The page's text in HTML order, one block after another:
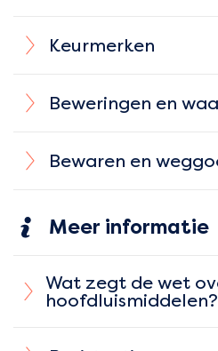
Keurmerken
Beweringen en
Bewaren en
Meer informatie
Wat zegt de wet
hoofdluismiddelen?